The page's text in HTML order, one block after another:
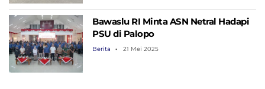
Bawaslu RI Minta ASN Netral Hadapi
PSU di Palopo
Berita 21 Mei 2025